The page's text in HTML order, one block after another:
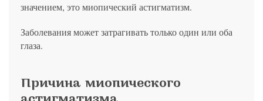
значением, это миопический астигматизм.
Заболевания может затрагивать только один или оба
глаза.
Причина миопического